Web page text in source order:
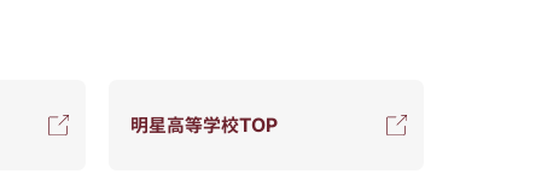
明星高等学校TOP